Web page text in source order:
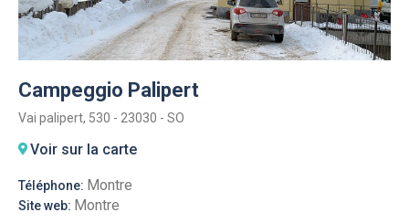
Campeggio Palipert
Vai palipert, 530 - 23030 - SO
Voir sur la carte
Téléphone: Montre
Site web: Montre